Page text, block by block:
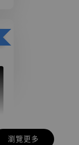
瀏覽更多